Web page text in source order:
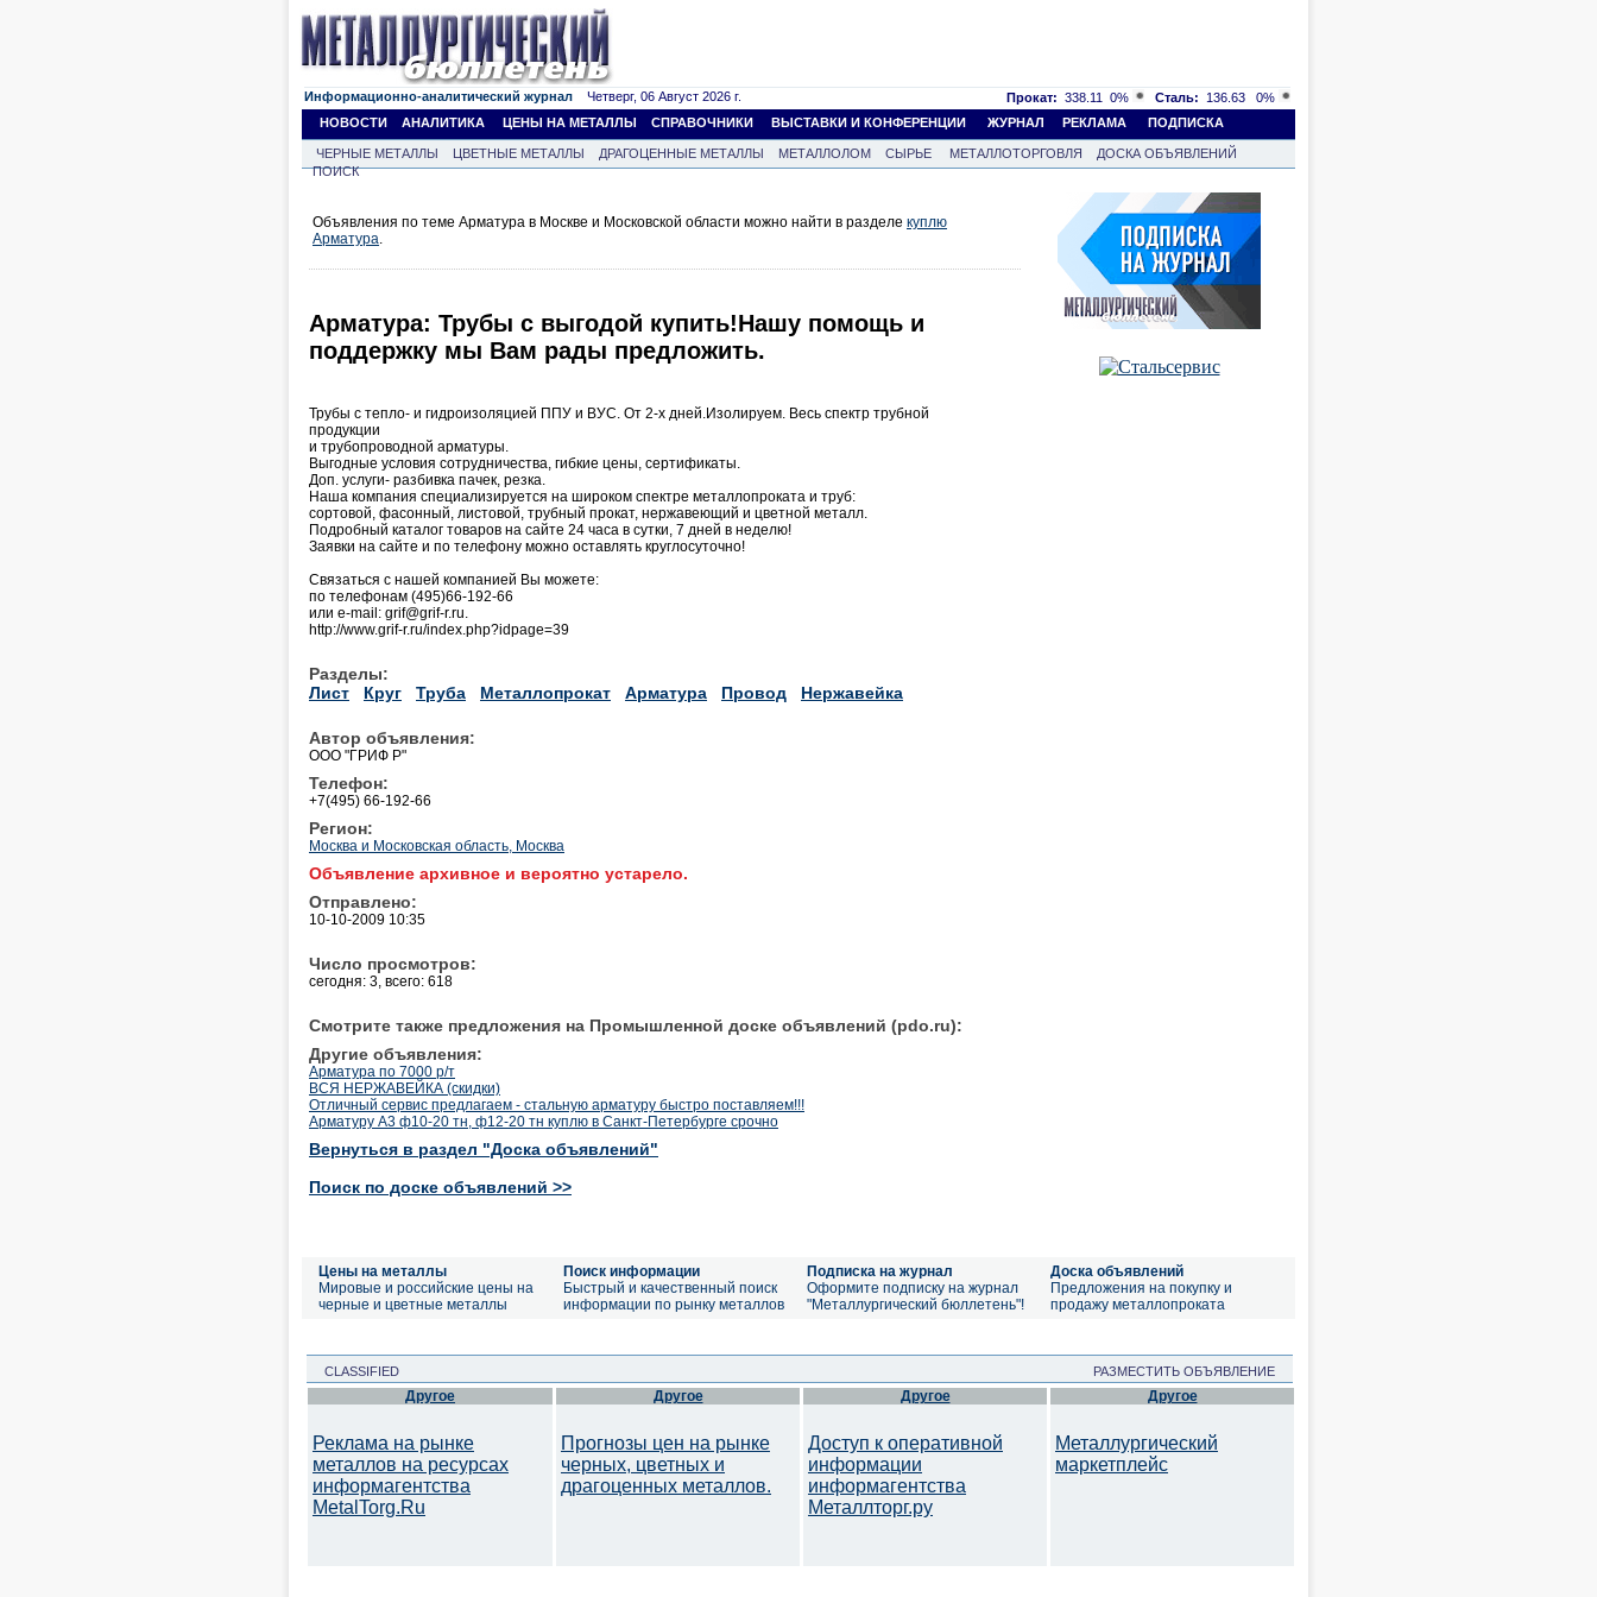
Информационно-аналитический журнал Четверг, 06 Август 2026 г. Прокат: 338.11 0% Сталь: 136.63
0%
НОВОСТИ
АНАЛИТИКА ЦЕНЫ НА МЕТАЛЛЫ СПРАВОЧНИКИ ВЫСТАВКИ И КОНФЕРЕНЦИИ ЖУРНАЛ РЕКЛАМА ПОДПИСКА
ЧЕРНЫЕ МЕТАЛЛЫ ЦВЕТНЫЕ МЕТАЛЛЫ ДРАГОЦЕННЫЕ МЕТАЛЛЫ МЕТАЛЛОЛОМ СЫРЬЕ МЕТАЛЛОТОРГОВЛЯ
ДОСКА ОБЪЯВЛЕНИЙ
ПОИСК
Объявления по теме Арматура в Москве и Московской области можно найти в разделе куплю
Арматура.
Арматура: Трубы с выгодой купить!Нашу помощь и
поддержку мы Вам рады предложить.
Трубы с тепло- и гидроизоляцией ППУ и ВУС. От 2-х дней.Изолируем. Весь спектр трубной
продукции
и трубопроводной арматуры.
Выгодные условия сотрудничества, гибкие цены, сертификаты.
Доп. услуги- разбивка пачек, резка.
Наша компания специализируется на широком спектре металлопроката и труб:
сортовой, фасонный, листовой, трубный прокат, нержавеющий и цветной металл.
Подробный каталог товаров на сайте 24 часа в сутки, 7 дней в неделю!
Заявки на сайте и по телефону можно оставлять круглосуточно!
Связаться с нашей компанией Вы можете:
по телефонам (495)66-192-66
или e-mail: grif@grif-r.ru.
http://www.grif-r.ru/index.php?idpage=39
Разделы:
Лист
Круг Труба Металлопрокат Арматура Провод Нержавейка
Автор объявления:
ООО "ГРИФ Р"
Телефон:
+7(495) 66-192-66
Регион:
Москва и Московская область, Москва
Объявление архивное и вероятно устарело.
Отправлено:
10-10-2009 10:35
Число просмотров:
сегодня: 3, всего: 618
Смотрите также предложения на Промышленной доске объявлений (pdo.ru):
Другие объявления:
Арматура по 7000 р/т
ВСЯ НЕРЖАВЕЙКА (скидки)
Отличный сервис предлагаем - стальную арматуру быстро поставляем!!!
Арматуру А3 ф10-20 тн, ф12-20 тн куплю в Санкт-Петербурге срочно
Вернуться в раздел "Доска объявлений"
Поиск по доске объявлений >>
Цены на металлы
Мировые и российские цены на
черные и цветные металлы
Поиск информации
Быстрый и качественный поиск
информации по рынку металлов
Подписка на журнал
Оформите подписку на журнал
"Металлургический бюллетень"!
Доска объявлений
Предложения на покупку и
продажу металлопроката
CLASSIFIED РАЗМЕСТИТЬ ОБЪЯВЛЕНИЕ
Другое
Реклама на рынке
металлов на ресурсах
информагентства
MetalTorg.Ru
Другое
Прогнозы цен на рынке
черных, цветных и
драгоценных металлов.
Другое
Доступ к оперативной
информации
информагентства
Металлторг.ру
Другое
Металлургический
маркетплейс